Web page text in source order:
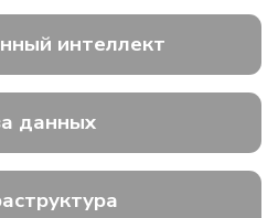
интеллект
данных